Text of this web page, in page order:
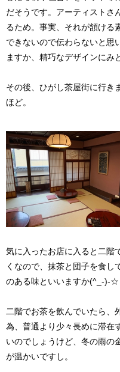
だそうです。アーティストさ
るため。事実、それが頷ける
できないので伝わらないと思
ますか、精巧なデザインにみ
その後、ひがし茶屋街に行き
ほど。
気に入ったお店に入ると二階
くなので、抹茶と団子を食し
のある味といいますか(^_-)-☆
二階でお茶を飲んでいたら、
為、普通より少々長めに滞在
いのでしょうけど、冬の雨の
が温かいですし。